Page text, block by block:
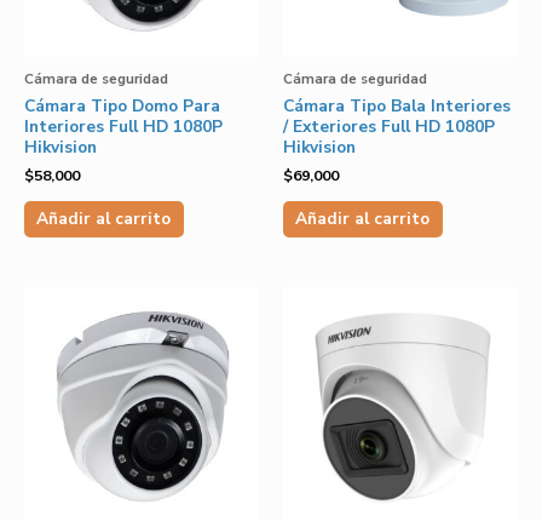
Cámara de seguridad
Cámara Tipo Domo Para
Interiores Full HD 1080P
Hikvision
$58,000
Añadir al carrito
Cámara de seguridad
Cámara Tipo Bala Interiores
/ Exteriores Full HD 1080P
Hikvision
$69,000
Añadir al carrito